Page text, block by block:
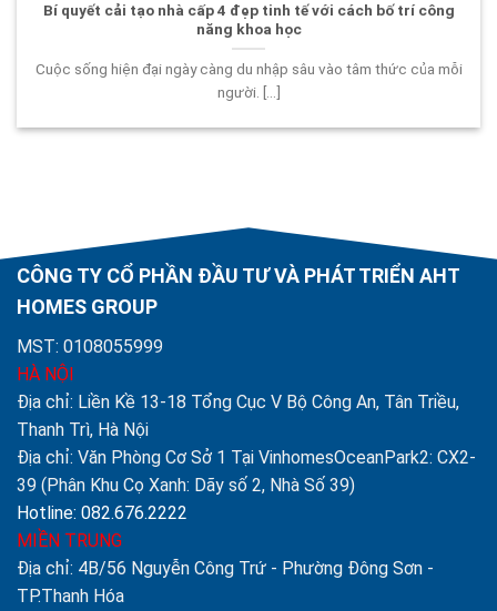
Bí quyết cải tạo nhà cấp 4 đẹp tinh tế với cách bố trí công
năng khoa học
Cuộc sống hiện đại ngày càng du nhập sâu vào tâm thức của mỗi
người. [...]
CÔNG TY CỔ PHẦN ĐẦU TƯ VÀ PHÁT TRIỂN AHT
HOMES GROUP
MST: 0108055999
HÀ NỘI
Địa chỉ: Liền Kề 13-18 Tổng Cục V Bộ Công An, Tân Triều,
Thanh Trì, Hà Nội
Địa chỉ: Văn Phòng Cơ Sở 1 Tại VinhomesOceanPark2: CX2-
39 (Phân Khu Cọ Xanh: Dãy số 2, Nhà Số 39)
Hotline: 082.676.2222
MIỀN TRUNG
Địa chỉ: 4B/56 Nguyễn Công Trứ - Phường Đông Sơn -
TP.Thanh Hóa